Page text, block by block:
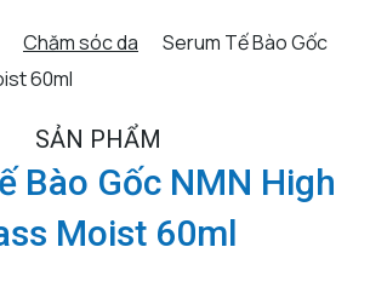
Chăm sóc da
Serum Tế Bào Gốc
60ml
SẢN PHẨM
Bào Gốc NMN High
Moist 60ml